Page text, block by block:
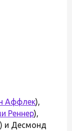
Аффлек),
Реннер),
) и Десмонд